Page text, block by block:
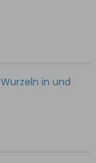
in und